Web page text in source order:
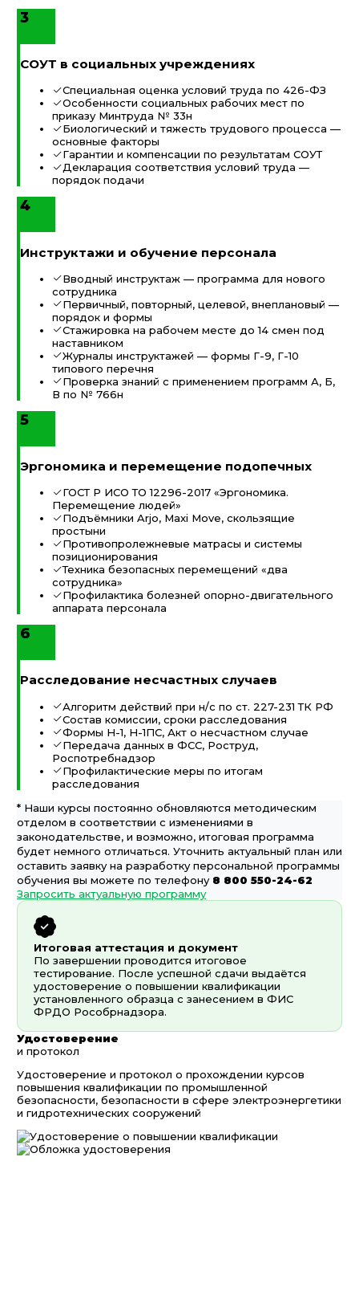
3
СОУТ в социальных учреждениях
Специальная оценка условий труда по 426-ФЗ
Особенности социальных рабочих мест по
приказу Минтруда № 33н
Биологический и тяжесть трудового процесса —
основные факторы
Гарантии и компенсации по результатам СОУТ
Декларация соответствия условий труда —
порядок подачи
4
Инструктажи и обучение персонала
Вводный инструктаж — программа для нового
сотрудника
Первичный, повторный, целевой, внеплановый —
порядок и формы
Стажировка на рабочем месте до 14 смен под
наставником
Журналы инструктажей — формы Г-9, Г-10
типового перечня
Проверка знаний с применением программ А, Б,
В по № 766н
5
Эргономика и перемещение подопечных
ГОСТ Р ИСО ТО 12296-2017 «Эргономика.
Перемещение людей»
Подъёмники Arjo, Maxi Move, скользящие
простыни
Противопролежневые матрасы и системы
позиционирования
Техника безопасных перемещений «два
сотрудника»
Профилактика болезней опорно-двигательного
аппарата персонала
6
Расследование несчастных случаев
Алгоритм действий при н/с по ст. 227-231 ТК РФ
Состав комиссии, сроки расследования
Формы Н-1, Н-1ПС, Акт о несчастном случае
Передача данных в ФСС, Роструд,
Роспотребнадзор
Профилактические меры по итогам
расследования
* Наши курсы постоянно обновляются методическим
отделом в соответствии с изменениями в
законодательстве, и возможно, итоговая программа
будет немного отличаться. Уточнить актуальный план или
оставить заявку на разработку персональной программы
обучения вы можете по телефону 8 800 550-24-62
Запросить актуальную программу
Итоговая аттестация и документ
По завершении проводится итоговое
тестирование. После успешной сдачи выдаётся
удостоверение о повышении квалификации
установленного образца с занесением в ФИС
ФРДО Рособрнадзора.
Удостоверение
и протокол
Удостоверение и протокол о прохождении курсов
повышения квалификации по промышленной
безопасности, безопасности в сфере электроэнергетики
и гидротехнических сооружений